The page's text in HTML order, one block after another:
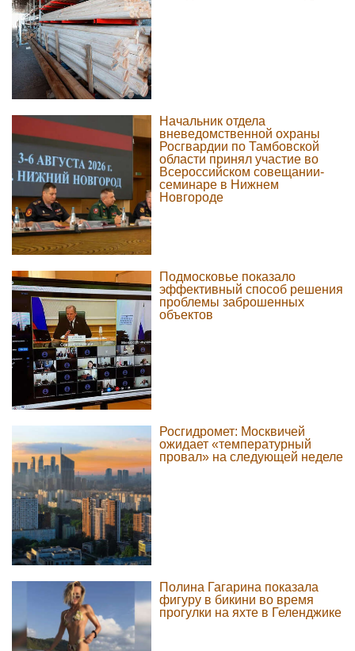
Начальник отдела
вневедомственной охраны
Росгвардии по Тамбовской
области принял участие во
Всероссийском совещании-
семинаре в Нижнем
Новгороде
Подмосковье показало
эффективный способ решения
проблемы заброшенных
объектов
Росгидромет: Москвичей
ожидает «температурный
провал» на следующей неделе
Полина Гагарина показала
фигуру в бикини во время
прогулки на яхте в Геленджике